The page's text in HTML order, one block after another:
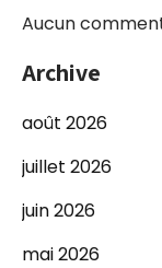
Aucun
Archive
août 2026
juillet 2026
juin 2026
mai 2026